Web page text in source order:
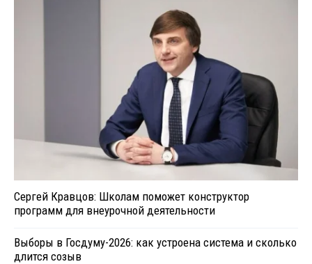
Сергей Кравцов: Школам поможет конструктор
программ для внеурочной деятельности
Выборы в Госдуму-2026: как устроена система и сколько
длится созыв